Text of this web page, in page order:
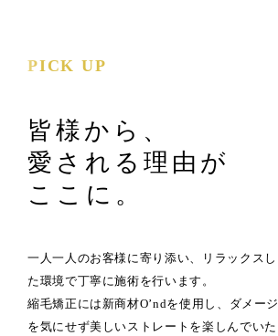
PICK UP
皆様から、
愛される理由が
ここに。
一人一人のお客様に寄り添い、リラックスし
た環境で丁寧に施術を行います。
縮毛矯正には新商材O’ndを使用し、ダメージ
を気にせず美しいストレートを楽しんでいた